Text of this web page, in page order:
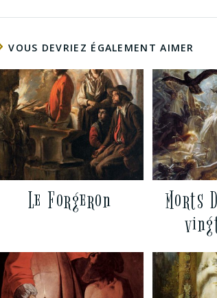
VOUS DEVRIEZ ÉGALEMENT AIMER
Le Forgeron
Morts